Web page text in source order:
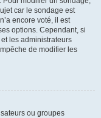
car le sondage est
encore voté, il est
options. Cependant, si
les administrateurs
de modifier les
ou groupes